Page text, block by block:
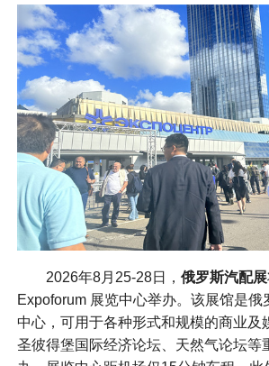
2026年8月25-28日， 俄罗斯汽配展
Expoforum 展览中心举办。该展馆是俄
中心，可用于各种形式和规模的商业及
圣彼得堡国际经济论坛、天然气论坛等